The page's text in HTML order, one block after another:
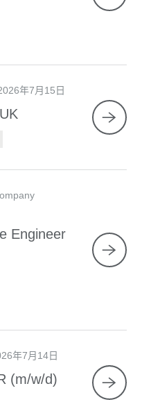
年7月15日
Engineer
年7月14日
(m/w/d)